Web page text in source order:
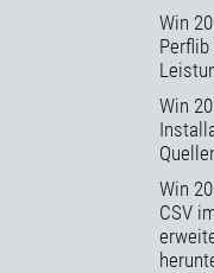
Win
Win
Win
CSV